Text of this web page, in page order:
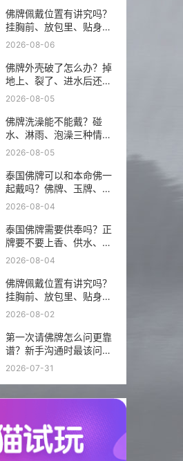
佛牌佩戴位置有讲究吗？
挂胸前、放包里、贴身戴
分别注意什么？
2026-08-06
佛牌外壳破了怎么办？掉
地上、裂了、进水后还能
不能继续戴？
2026-08-05
佛牌洗澡能不能戴？碰
水、淋雨、泡澡三种情况
分开说
2026-08-05
泰国佛牌可以和本命佛一
起戴吗？佛牌、玉牌、平
安符怎么搭更稳？
2026-08-04
泰国佛牌需要供奉吗？正
牌要不要上香、供水、摆
佛台一次讲明白
2026-08-04
佛牌佩戴位置有讲究吗？
挂胸前、放包里、贴身戴
分别注意什么？
2026-08-02
第一次请佛牌怎么问更靠
谱？新手沟通时最该问的
5 个问题
2026-07-31